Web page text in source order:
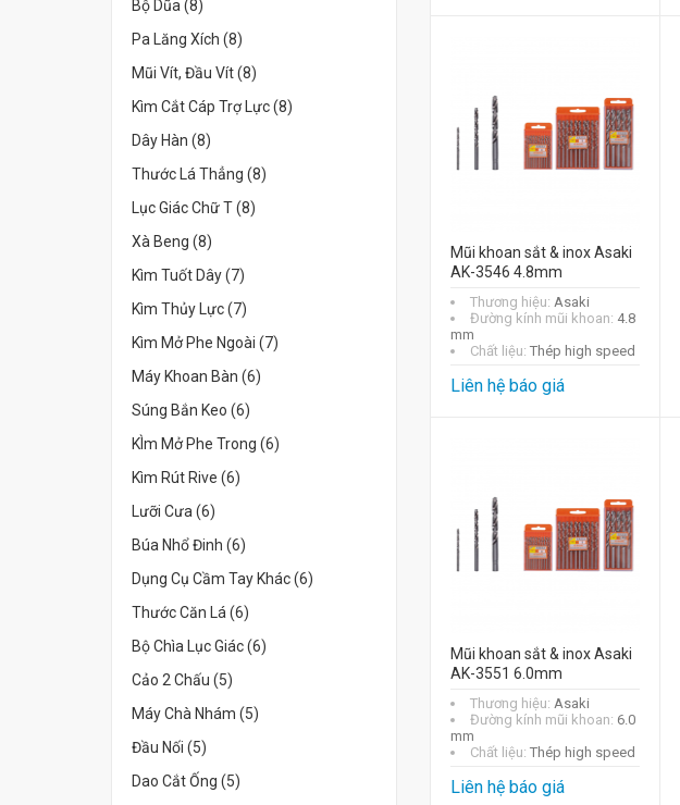
Bộ Dũa (8)
Pa Lăng Xích (8)
Mũi Vít, Đầu Vít (8)
Kìm Cắt Cáp Trợ Lực (8)
Dây Hàn (8)
Thước Lá Thẳng (8)
Lục Giác Chữ T (8)
Xà Beng (8)
Kìm Tuốt Dây (7)
Kìm Thủy Lực (7)
Kìm Mở Phe Ngoài (7)
Máy Khoan Bàn (6)
Súng Bắn Keo (6)
KÌm Mở Phe Trong (6)
Kìm Rút Rive (6)
Lưỡi Cưa (6)
Búa Nhổ Đinh (6)
Dụng Cụ Cầm Tay Khác (6)
Thước Căn Lá (6)
Bộ Chìa Lục Giác (6)
Cảo 2 Chấu (5)
Máy Chà Nhám (5)
Đầu Nối (5)
Dao Cắt Ống (5)
Mũi khoan sắt & inox Asaki
AK-3546 4.8mm
Thương hiệu: Asaki
Đường kính mũi khoan: 4.8
mm
Chất liệu: Thép high speed
Liên hệ báo giá
Mũi khoan sắt & inox Asaki
AK-3551 6.0mm
Thương hiệu: Asaki
Đường kính mũi khoan: 6.0
mm
Chất liệu: Thép high speed
Liên hệ báo giá